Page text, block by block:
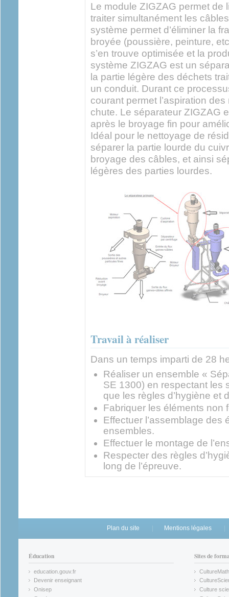
Le module ZIGZAG permet de
traiter simultanément les
système permet d’éliminer la
broyée (poussière, peinture,
s’en trouve optimisée et la
système ZIGZAG est un
la partie légère des déchets
un conduit. Durant ce
courant permet l’aspiration
chute. Le séparateur ZIGZAG
après le broyage fin pour
Idéal pour le nettoyage de
séparer la partie lourde du
broyage des câbles, et ainsi
légères des parties lourdes.
Travail à réaliser
Dans un temps imparti de 28
Réaliser un ensemble «
SE 1300) en respectant les
que les règles d’hygiène et
Fabriquer les éléments non
Effectuer l’assemblage des
ensembles.
Effectuer le montage de
Respecter des règles
long de l’épreuve.
Plan du site Mentions légales
Éducation
education.gouv.fr
(link is external)
Devenir enseignant
(link is external)
Onisep
Sites de
CultureMath
(link is
(link is
Culture